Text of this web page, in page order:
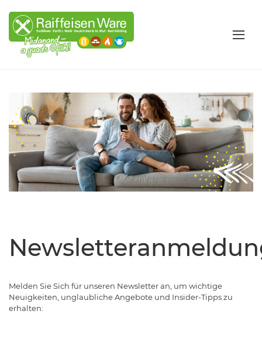
Melden Sie Sich für unseren Newsletter an, um wichtige
Neuigkeiten, unglaubliche Angebote und Insider-Tipps zu
erhalten: